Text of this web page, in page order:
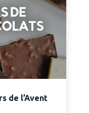
de l’Avent